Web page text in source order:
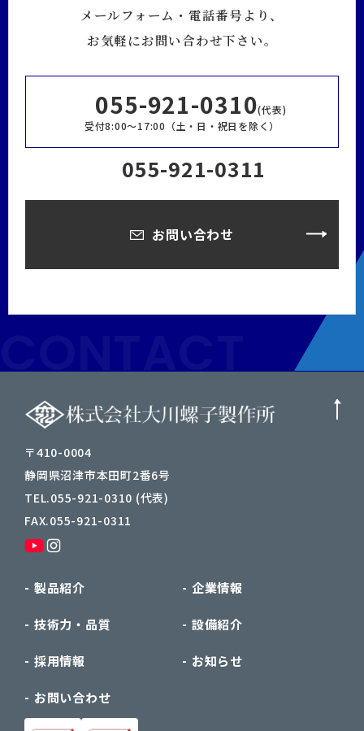
メールフォーム・電話番号より、
お気軽にお問い合わせ下さい。
055-921-0310(代表)
受付8:00～17:00（土・日・祝日を除く）
055-921-0311
お問い合わせ
CONTACT
〒410-0004
静岡県沼津市本田町2番6号
TEL.055-921-0310 (代表)
FAX.055-921-0311
製品紹介 企業情報
技術力・品質 設備紹介
採用情報 お知らせ
お問い合わせ